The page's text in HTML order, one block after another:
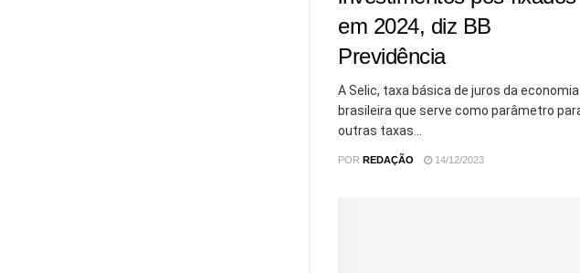
em 2024, diz BB
Previdência
A Selic, taxa básica de juros da economia
brasileira que serve como parâmetro
outras taxas...
POR REDAÇÃO 14/12/2023